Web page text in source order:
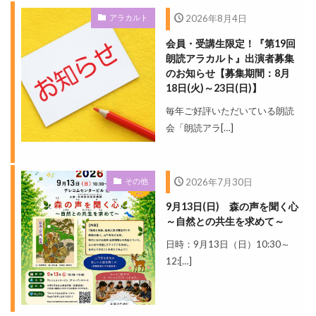
アラカルト 2026年8月4日
会員・受講生限定！『第19回
朗読アラカルト』出演者募集
のお知らせ【募集期間：8月
18日(火)～23日(日)】
毎年ご好評いただいている朗読
会「朗読アラ[…]
その他 2026年7月30日
9月13日(日) 森の声を聞く心
～自然との共生を求めて～
日時：9月13日（日）10:30～
12:[…]